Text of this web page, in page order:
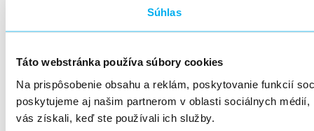
Súhlas
Táto webstránka používa súbory cookies
Na prispôsobenie obsahu a reklám, poskytovanie funkcií
poskytujeme aj našim partnerom v oblasti sociálnych
vás získali, keď ste používali ich služby.